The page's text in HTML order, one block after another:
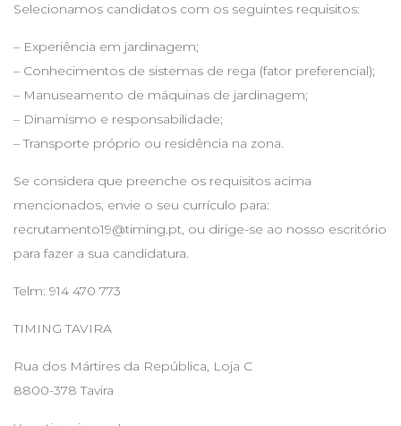
Selecionamos candidatos com os seguintes requisitos:
– Experiência em jardinagem;
– Conhecimentos de sistemas de rega (fator preferencial);
– Manuseamento de máquinas de jardinagem;
– Dinamismo e responsabilidade;
– Transporte próprio ou residência na zona.
Se considera que preenche os requisitos acima
mencionados, envie o seu currículo para:
recrutamento19@timing.pt, ou dirige-se ao nosso escritório
para fazer a sua candidatura.
Telm: 914 470 773
TIMING TAVIRA
Rua dos Mártires da República, Loja C
8800-378 Tavira